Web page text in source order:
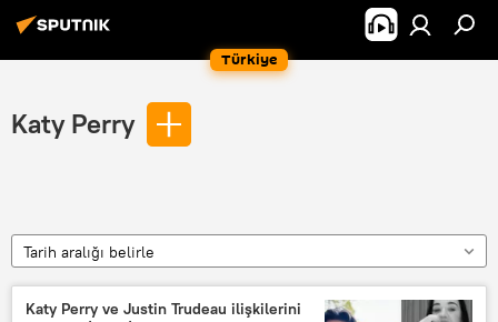
Türkiye
Katy Perry
Tarih aralığı belirle
Katy Perry ve Justin Trudeau ilişkilerini